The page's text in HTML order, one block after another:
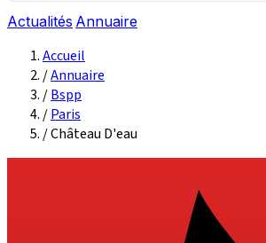
Actualités Annuaire
Accueil
/Annuaire
/Bspp
/Paris
/Château D'eau